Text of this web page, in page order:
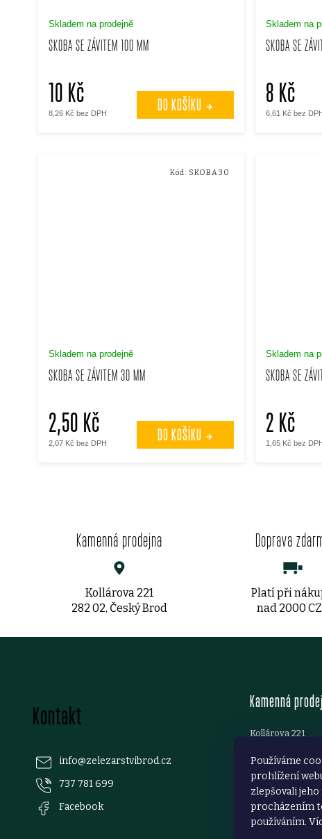
Používáme
prohlížení
zlepšovali
procházením
používáním.
SKOBA SE ZÁVITEM 100 MM
Skladem na prodejně
8,26 Kč bez DPH
10 Kč DO KOŠÍKU
SKOBA SE
Skladem na
6,61 Kč bez DPH
8 Kč
SKOBA SE ZÁVITEM 30 MM
Skladem na prodejně
2,07 Kč bez DPH
2,50 Kč DO KOŠÍKU
Kód: SKOBA30
SKOBA SE
Skladem na
1,65 Kč bez
2 Kč
Kamenná prodejna
Kollárova 221
282 02, Český Brod
Doprava
Platí při
nad 2000
Kontakt
info@zelezarstvibrod.cz
737 781 699
Facebook
Kamenná
Kollárova 221
Telefon:+420
email: